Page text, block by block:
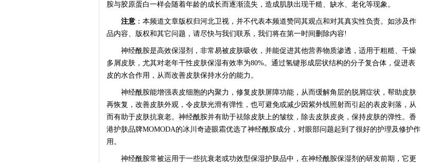
胺与胶原蛋白一样会随着年龄的成长而逐渐流失，造成肌肤出现干糙、缺水、老化等现象。
注意 ：本频道文章版权归河北卫视，并不代表本频道赞同其观点和对其真实性负责。如涉及作
品内容、版权和其它问题，请尽快与我们联系，我们将在第一时间删除内容!
神经酰胺是高效保湿剂，非常易被皮肤吸收，并能促进其他营养物质渗透，适用于粗糙、干燥
多屑皮肤，尤其对老年干性皮肤保湿有效率为80%。通过氢键形成层状结构的分子复合体，促进表
皮的水合作用，从而改善皮肤保持水分的能力。
神经酰胺能增强表皮细胞的内聚力，修复皮肤屏障功能，从而缓解角层的脱屑症状，帮助皮肤
再恢复，改善皮肤外观，令皮肤光滑有弹性，也可避免或减少因紫外线照射而引起的表皮剥落，从
而有助于皮肤抗衰老。神经酰胺并有助于祛除皮肤上的皱纹，除去皮肤皮炎，保持皮肤的弹性。香
港护肤品牌MOMODA的冰川奇迹眼霜优选了神经酰胺成分，对眼部问题起到了很好的护理及修护作
用。
神经酰胺常被运用于一些抗衰老或功效型保湿护肤品中，在神经酰胺保湿剂的研发前期，它更